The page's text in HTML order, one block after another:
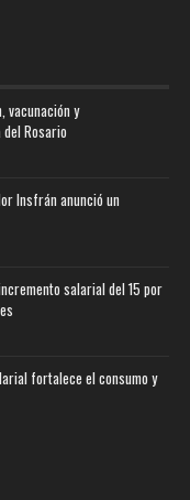
vacunación y
Rosario
Insfrán anunció un
salarial del 15 por
fortalece el consumo y